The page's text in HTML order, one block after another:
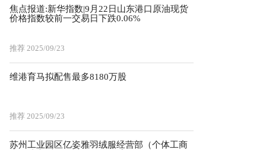
焦点报道:新华指数|9月22日山东港口原油现货
价格指数较前一交易日下跌0.06%
推荐 2025/09/23
维港育马拟配售最多8180万股
推荐 2025/09/23
苏州工业园区亿姿雅羽绒服经营部（个体工商